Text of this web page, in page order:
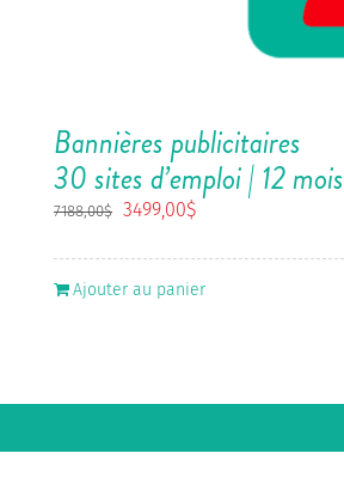
Bannières publicitaires
30 sites d’emploi | 12 mois
7188,00$ Le
initial
était :
3499,00$Le
actuel
est :
Ajouter au panier